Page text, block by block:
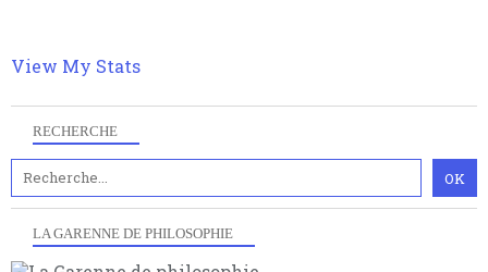
RECHERCHE
LA GARENNE DE PHILOSOPHIE
articles pour être apte à un plus grand nombre de
View My Stats